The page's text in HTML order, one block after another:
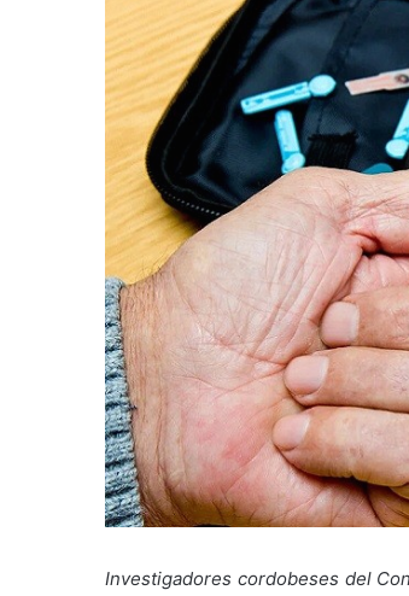
Investigadores cordobeses del